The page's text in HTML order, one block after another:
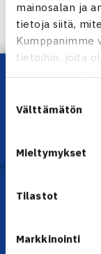
mainosalan ja
tietoja siitä,
Kumppanimme
tietoihin, joita
valinta
Välttämätön
Mieltymykset
Tilastot
Markkinointi
← Edellinen
Seuraava
Lataa OmaTennis!
YHTEYSTIEDOT
Olympiastadion,
Puh. 010 574 3959